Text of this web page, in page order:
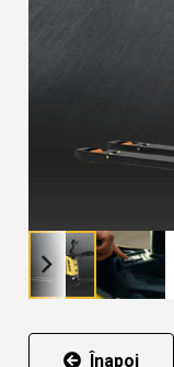
Înapoi